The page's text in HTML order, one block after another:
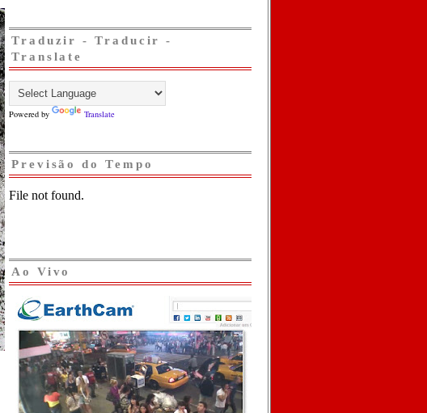
Traduzir - Traducir -
Translate
Powered by Translate
Previsão do Tempo
Ao Vivo